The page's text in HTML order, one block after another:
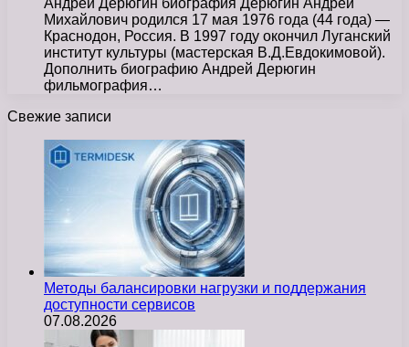
Михайлович родился 17 мая 1976 года (44 года) —
Краснодон, Россия. В 1997 году окончил Луганский
институт культуры (мастерская В.Д.Евдокимовой).
Дополнить биографию Андрей Дерюгин
фильмография…
Свежие записи
Методы балансировки нагрузки и поддержания
доступности сервисов
07.08.2026